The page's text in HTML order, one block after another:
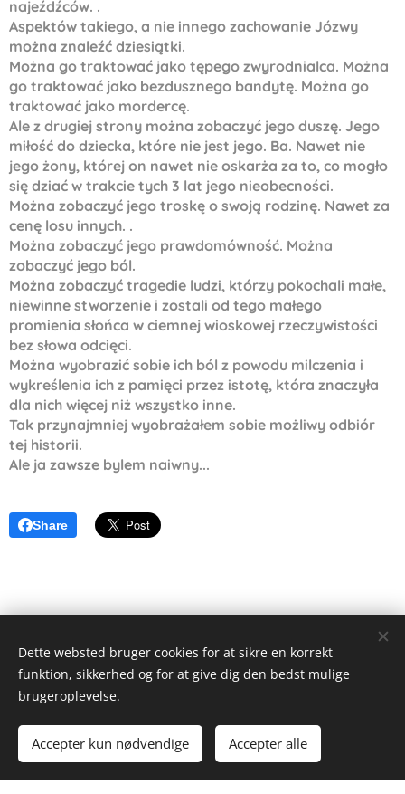
najeźdźców. .
Aspektów takiego, a nie innego zachowanie Józwy
można znaleźć dziesiątki.
Można go traktować jako tępego zwyrodnialca. Można
go traktować jako bezdusznego bandytę. Można go
traktować jako mordercę.
Ale z drugiej strony można zobaczyć jego duszę. Jego
miłość do dziecka, które nie jest jego. Ba. Nawet nie
jego żony, której on nawet nie oskarża za to, co mogło
się dziać w trakcie tych 3 lat jego nieobecności.
Można zobaczyć jego troskę o swoją rodzinę. Nawet za
cenę losu innych. .
Można zobaczyć jego prawdomówność. Można
zobaczyć jego ból.
Można zobaczyć tragedie ludzi, którzy pokochali małe,
niewinne stworzenie i zostali od tego małego
promienia słońca w ciemnej wioskowej rzeczywistości
bez słowa odcięci.
Można wyobrazić sobie ich ból z powodu milczenia i
wykreślenia ich z pamięci przez istotę, która znaczyła
dla nich więcej niż wszystko inne.
Tak przynajmniej wyobrażałem sobie możliwy odbiór
tej historii.
Ale ja zawsze bylem naiwny...
Share
Alex Wieseltier - Uredte tanker
Alle rettigheder forbeholdes 2019
Drevet afWebnode Cookies
Lav din egen hjemmeside gratis! Kom i gang
Dette websted bruger cookies for at sikre en korrekt
funktion, sikkerhed og for at give dig den bedst mulige
brugeroplevelse.
Accepter kun nødvendige Accepter alle